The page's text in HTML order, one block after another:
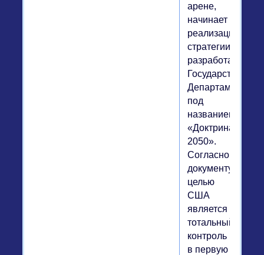
арене,
начинает
реализацию
стратегии,
разработанной
Департаментом,
под
названием
«Доктрина
2050».
Согласно
документу,
целью
США
является
тотальный
контроль
в первую